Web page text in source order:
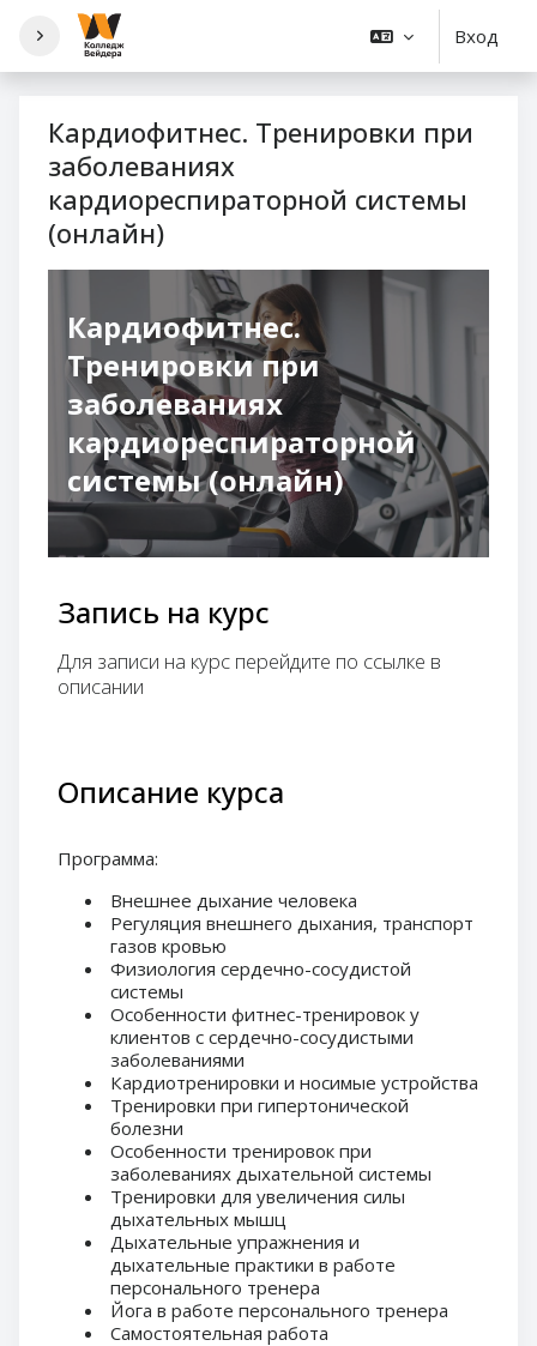
Перейти к основному содержанию
Вход
Кардиофитнес. Тренировки при
заболеваниях
кардиореспираторной системы
(онлайн)
Кардиофитнес.
Тренировки при
заболеваниях
кардиореспираторной
системы (онлайн)
Описание курса
Программа:
Внешнее дыхание человека
Регуляция внешнего дыхания, транспорт
газов кровью
Физиология сердечно-сосудистой
системы
Особенности фитнес-тренировок у
клиентов с сердечно-сосудистыми
заболеваниями
Кардиотренировки и носимые устройства
Тренировки при гипертонической
болезни
Особенности тренировок при
заболеваниях дыхательной системы
Тренировки для увеличения силы
дыхательных мышц
Дыхательные упражнения и
дыхательные практики в работе
персонального тренера
Йога в работе персонального тренера
Самостоятельная работа
Запись на курс
Для записи на курс перейдите по ссылке в
описании